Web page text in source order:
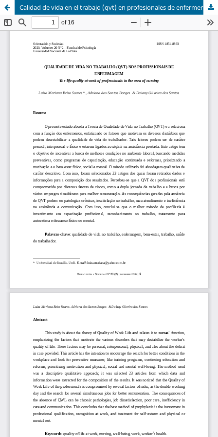
Calidad de vida en el trabajo (qvt) en profesionales de enfermería